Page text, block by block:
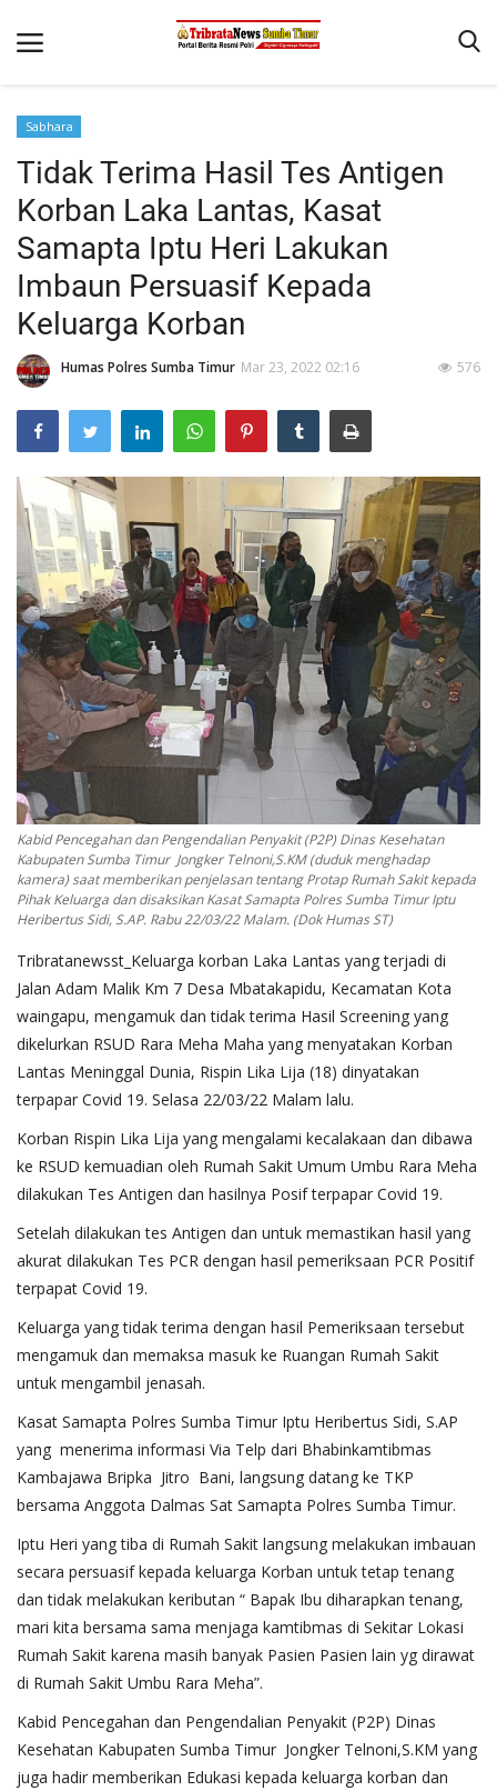
Beranda
Terms & Conditions
Reskrim
Binkam
Giat Ops
Polisi Kita
Lantas
Jurnal Kamtibmas
Sabhara
Tidak Terima Hasil Tes Antigen
Korban Laka Lantas, Kasat
Samapta Iptu Heri Lakukan
Imbaun Persuasif Kepada
Keluarga Korban
Humas Polres Sumba Timur Mar 23, 2022 02:16 576
Kabid Pencegahan dan Pengendalian Penyakit (P2P) Dinas Kesehatan
Kabupaten Sumba Timur Jongker Telnoni,S.KM (duduk menghadap
kamera) saat memberikan penjelasan tentang Protap Rumah Sakit kepada
Pihak Keluarga dan disaksikan Kasat Samapta Polres Sumba Timur Iptu
Heribertus Sidi, S.AP. Rabu 22/03/22 Malam. (Dok Humas ST)
Tribratanewsst_Keluarga korban Laka Lantas yang terjadi di
Jalan Adam Malik Km 7 Desa Mbatakapidu, Kecamatan Kota
waingapu, mengamuk dan tidak terima Hasil Screening yang
dikelurkan RSUD Rara Meha Maha yang menyatakan Korban
Lantas Meninggal Dunia, Rispin Lika Lija (18) dinyatakan
terpapar Covid 19. Selasa 22/03/22 Malam lalu.
Korban Rispin Lika Lija yang mengalami kecalakaan dan dibawa
ke RSUD kemuadian oleh Rumah Sakit Umum Umbu Rara Meha
dilakukan Tes Antigen dan hasilnya Posif terpapar Covid 19.
Setelah dilakukan tes Antigen dan untuk memastikan hasil yang
akurat dilakukan Tes PCR dengan hasil pemeriksaan PCR Positif
terpapat Covid 19.
Keluarga yang tidak terima dengan hasil Pemeriksaan tersebut
mengamuk dan memaksa masuk ke Ruangan Rumah Sakit
untuk mengambil jenasah.
Kasat Samapta Polres Sumba Timur Iptu Heribertus Sidi, S.AP
yang menerima informasi Via Telp dari Bhabinkamtibmas
Kambajawa Bripka Jitro Bani, langsung datang ke TKP
bersama Anggota Dalmas Sat Samapta Polres Sumba Timur.
Iptu Heri yang tiba di Rumah Sakit langsung melakukan imbauan
secara persuasif kepada keluarga Korban untuk tetap tenang
dan tidak melakukan keributan “ Bapak Ibu diharapkan tenang,
mari kita bersama sama menjaga kamtibmas di Sekitar Lokasi
Rumah Sakit karena masih banyak Pasien Pasien lain yg dirawat
di Rumah Sakit Umbu Rara Meha”.
Kabid Pencegahan dan Pengendalian Penyakit (P2P) Dinas
Kesehatan Kabupaten Sumba Timur Jongker Telnoni,S.KM yang
juga hadir memberikan Edukasi kepada keluarga korban dan